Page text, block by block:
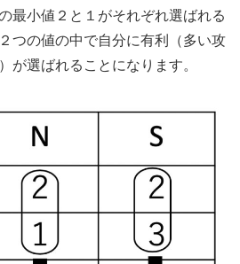
最小値２と１がそれぞれ選ばれる
つの値の中で自分に有利（多い攻
が選ばれることになります。